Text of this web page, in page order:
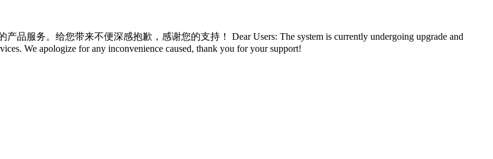
品服务。给您带来不便深感抱歉，感谢您的支持！ Dear Users: The system is currently undergoing upgrade and
We apologize for any inconvenience caused, thank you for your support!